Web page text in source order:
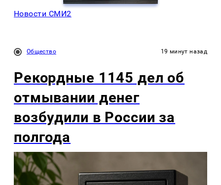
Новости СМИ2
Общество 19 минут назад
Рекордные 1145 дел об
отмывании денег
возбудили в России за
полгода